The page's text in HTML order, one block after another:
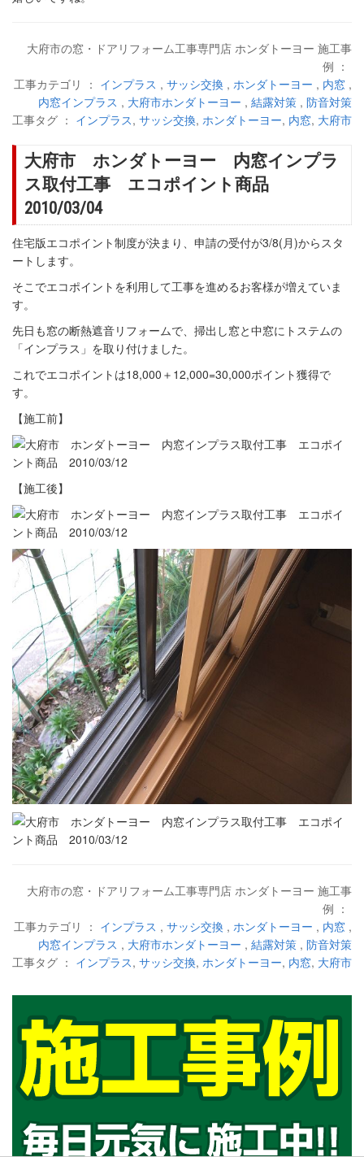
大府市の窓・ドアリフォーム工事専門店 ホンダトーヨー 施工事
例 ：
工事カテゴリ ： インプラス , サッシ交換 , ホンダトーヨー , 内窓 ,
内窓インプラス , 大府市ホンダトーヨー , 結露対策 , 防音対策
工事タグ ： インプラス, サッシ交換, ホンダトーヨー, 内窓, 大府市
大府市 ホンダトーヨー 内窓インプラ
ス取付工事 エコポイント商品
2010/03/04
住宅版エコポイント制度が決まり、申請の受付が3/8(月)からスタ
ートします。
そこでエコポイントを利用して工事を進めるお客様が増えていま
す。
先日も窓の断熱遮音リフォームで、掃出し窓と中窓にトステムの
「インプラス」を取り付けました。
これでエコポイントは18,000＋12,000=30,000ポイント獲得で
す。
【施工前】
【施工後】
大府市の窓・ドアリフォーム工事専門店 ホンダトーヨー 施工事
例 ：
工事カテゴリ ： インプラス , サッシ交換 , ホンダトーヨー , 内窓 ,
内窓インプラス , 大府市ホンダトーヨー , 結露対策 , 防音対策
工事タグ ： インプラス, サッシ交換, ホンダトーヨー, 内窓, 大府市